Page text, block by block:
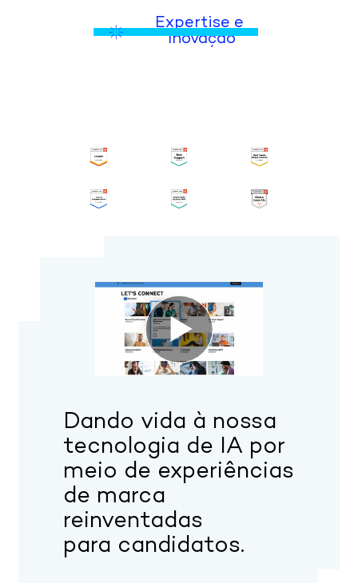
Expertise e
Inovação
Dando vida à nossa
tecnologia de IA por
meio de experiências
de marca
reinventadas
para candidatos.